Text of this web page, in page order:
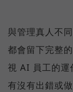
與管理真人不
都會留下完整
視 AI 員工的運
有沒有出錯或